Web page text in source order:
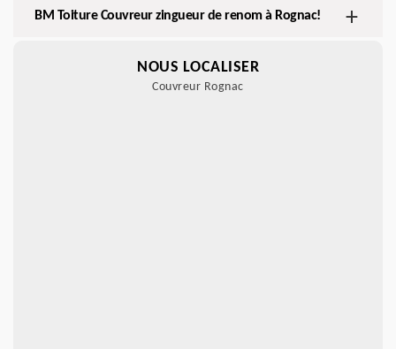
BM Toiture Couvreur zingueur de renom à Rognac!
NOUS LOCALISER
Couvreur Rognac